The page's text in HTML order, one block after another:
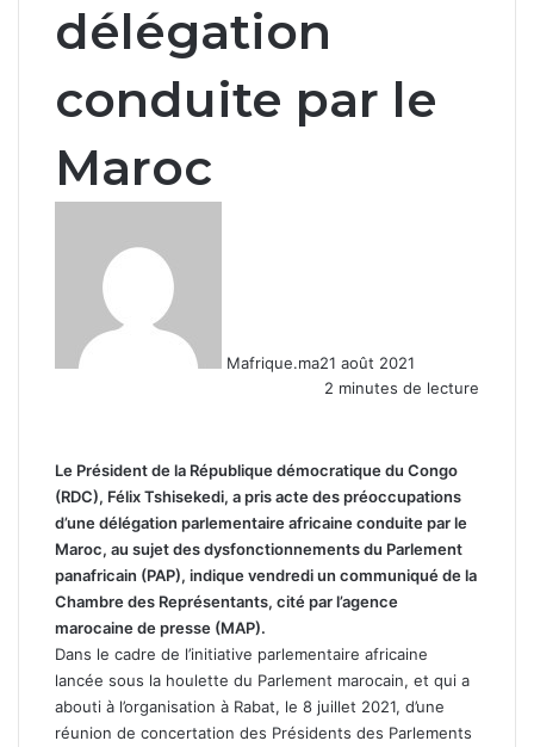
délégation
conduite par le
Maroc
Mafrique.ma21 août 2021
2 minutes de lecture
Le Président de la République démocratique du Congo
(RDC), Félix Tshisekedi, a pris acte des préoccupations
d’une délégation parlementaire africaine conduite par le
Maroc, au sujet des dysfonctionnements du Parlement
panafricain (PAP), indique vendredi un communiqué de la
Chambre des Représentants, cité par l’agence
marocaine de presse (MAP).
Dans le cadre de l’initiative parlementaire africaine
lancée sous la houlette du Parlement marocain, et qui a
abouti à l’organisation à Rabat, le 8 juillet 2021, d’une
réunion de concertation des Présidents des Parlements